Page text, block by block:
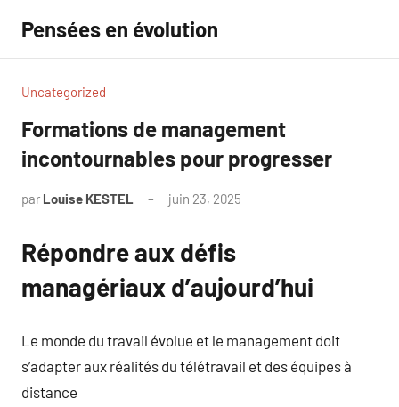
contenu
Pensées en évolution
Uncategorized
Formations de management
incontournables pour progresser
par Louise KESTEL juin 23, 2025
Répondre aux défis
managériaux d’aujourd’hui
Le monde du travail évolue et le management doit
s’adapter aux réalités du télétravail et des équipes à
distance